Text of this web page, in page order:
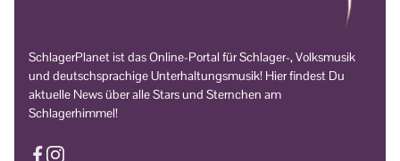
SchlagerPlanet ist das Online-Portal für Schlager-, Volksmusik
und deutschsprachige Unterhaltungsmusik! Hier findest Du
aktuelle News über alle Stars und Sternchen am
Schlagerhimmel!